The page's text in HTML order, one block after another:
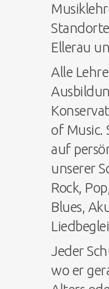
Ellerau
Alle
of Music.
auf
unserer
Rock,
Blues,
Jeder
wo er